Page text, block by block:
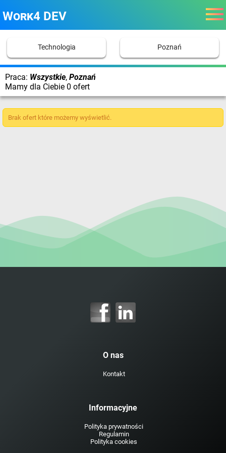
Work4 DEV
Technologia Poznań
Praca: Wszystkie, Poznań
Mamy dla Ciebie 0 ofert
Brak ofert które możemy wyświetlić.
O nas
Kontakt
Informacyjne
Polityka prywatności
Regulamin
Polityka cookies